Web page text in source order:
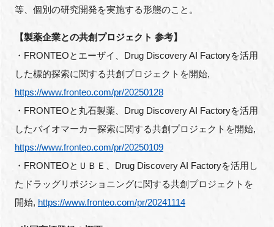
等、個別の研究開発を実施する形態のこと。
【製薬企業との共創プロジェクト 参考】
・FRONTEOとエーザイ、Drug Discovery AI Factoryを活用
した標的探索に関する共創プロジェクトを開始,
https://www.fronteo.com/pr/20250128
・FRONTEOと丸石製薬、Drug Discovery AI Factoryを活用
したバイオマーカー探索に関する共創プロジェクトを開始,
https://www.fronteo.com/pr/20250109
・FRONTEOとＵＢＥ、Drug Discovery AI Factoryを活用し
たドラッグリポジショニングに関する共創プロジェクトを
開始, https://www.fronteo.com/pr/20241114